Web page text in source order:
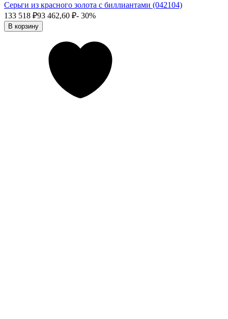
Серьги из красного золота с биллиантами (042104)
133 518 ₽93 462,60 ₽- 30%
В корзину